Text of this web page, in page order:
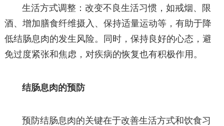
生活方式调整：改变不良生活习惯，如戒烟、限
酒、增加膳食纤维摄入、保持适量运动等，有助于降
低结肠息肉的发生风险。同时，保持良好的心态，避
免过度紧张和焦虑，对疾病的恢复也有积极作用。
结肠息肉的预防
预防结肠息肉的关键在于改善生活方式和饮食习